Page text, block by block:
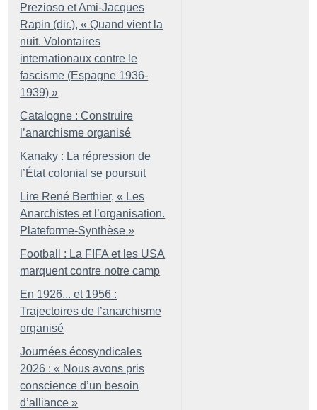
Prezioso et Ami-Jacques
Rapin (dir.), « Quand vient la
nuit. Volontaires
internationaux contre le
fascisme (Espagne 1936-
1939) »
Catalogne : Construire
l’anarchisme organisé
Kanaky : La répression de
l’État colonial se poursuit
Lire René Berthier, « Les
Anarchistes et l’organisation.
Plateforme-Synthèse »
Football : La FIFA et les USA
marquent contre notre camp
En 1926... et 1956 :
Trajectoires de l’anarchisme
organisé
Journées écosyndicales
2026 : « Nous avons pris
conscience d’un besoin
d’alliance »